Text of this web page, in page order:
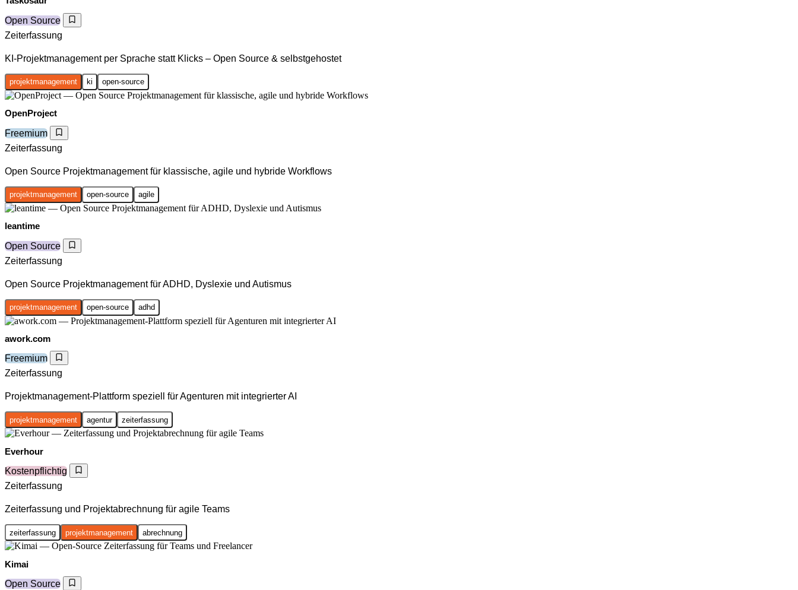
Open Source
Zeiterfassung
KI-Projektmanagement per Sprache statt Klicks – Open Source & selbstgehostet
projektmanagement ki open-source
OpenProject
Freemium
Zeiterfassung
Open Source Projektmanagement für klassische, agile und hybride Workflows
projektmanagement open-source agile
leantime
Open Source
Zeiterfassung
Open Source Projektmanagement für ADHD, Dyslexie und Autismus
projektmanagement open-source adhd
awork.com
Freemium
Zeiterfassung
Projektmanagement-Plattform speziell für Agenturen mit integrierter AI
projektmanagement agentur zeiterfassung
Everhour
Kostenpflichtig
Zeiterfassung
Zeiterfassung und Projektabrechnung für agile Teams
zeiterfassung projektmanagement abrechnung
Kimai
Open Source